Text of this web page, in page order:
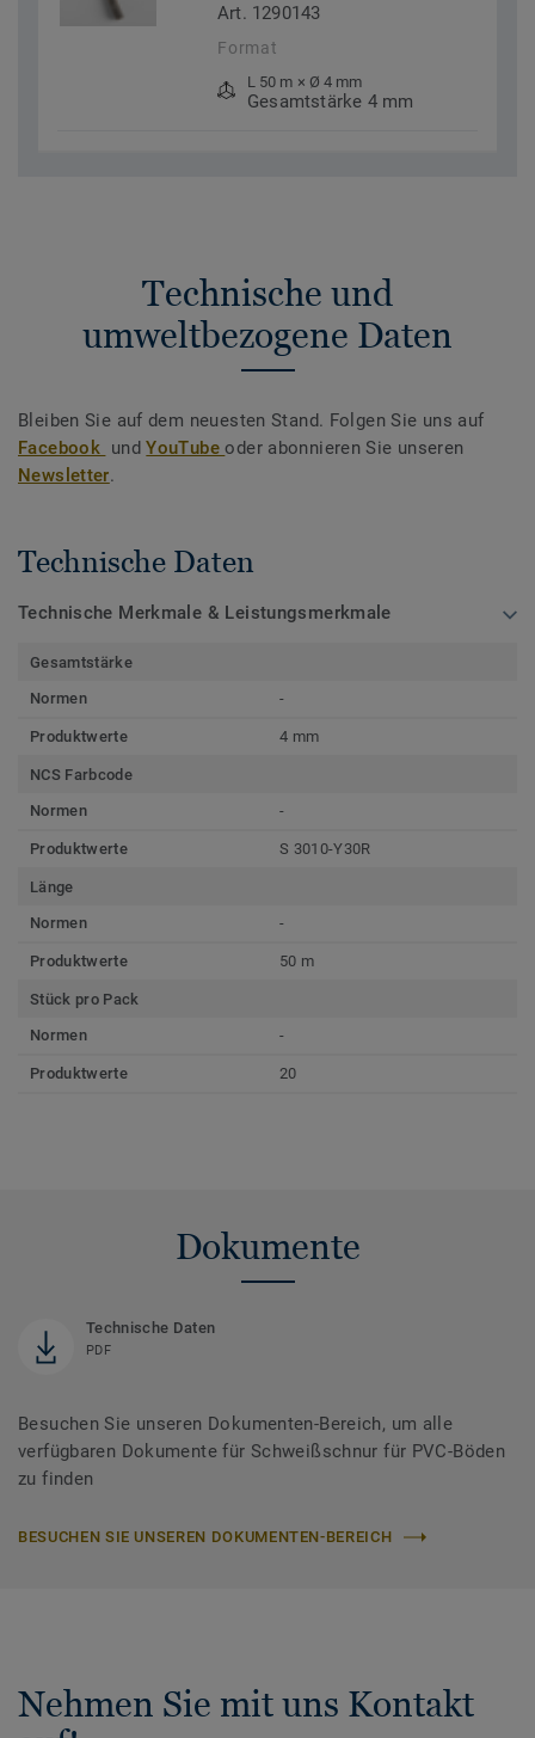
Art. 1290143
Format
L 50 m × Ø 4 mm
Gesamtstärke 4 mm
Technische und
umweltbezogene Daten
Bleiben Sie auf dem neuesten Stand. Folgen Sie uns auf
Facebook undYouTubeoder abonnieren Sie unseren
Newsletter.
Technische Daten
Technische Merkmale & Leistungsmerkmale
Gesamtstärke
Normen
-
Produktwerte 4 mm
NCS Farbcode
Normen
-
Produktwerte S 3010-Y30R
Länge
Normen
-
Produktwerte 50 m
Stück pro Pack
Normen
-
Produktwerte 20
Dokumente
Technische Daten
PDF
Besuchen Sie unseren Dokumenten-Bereich, um alle
verfügbaren Dokumente für Schweißschnur für PVC-Böden
zu finden
BESUCHEN SIE UNSEREN DOKUMENTEN-BEREICH
Nehmen Sie mit uns Kontakt